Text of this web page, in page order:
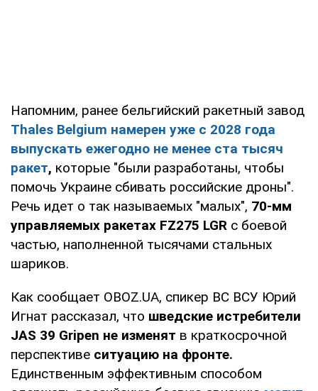
Напомним, ранее бельгийский ракетный завод
Thales Belgium намерен уже с 2028 года
выпускать ежегодно не менее ста тысяч
ракет, которые "были разработаны, чтобы
помочь Украине сбивать российские дроны".
Речь идет о так называемых "малых", 70-мм
управляемых ракетах FZ275 LGR с боевой
частью, наполненной тысячами стальных
шариков.
Как сообщает OBOZ.UA, спикер ВС ВСУ Юрий
Игнат рассказал, что шведские истребители
JAS 39 Gripen не изменят в краткосрочной
перспективе ситуацию на фронте.
Единственным эффективным способом